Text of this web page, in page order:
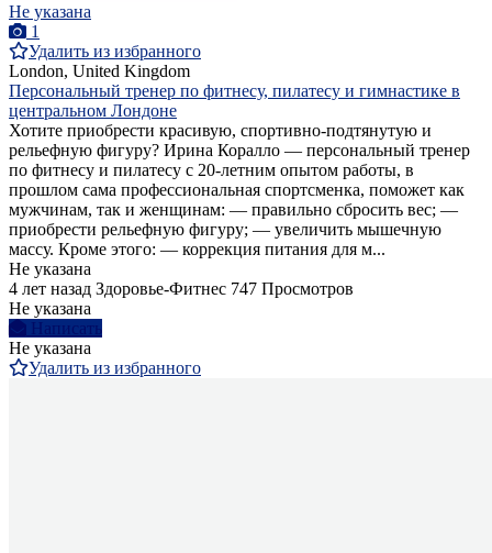
Не указана
1
Удалить из избранного
London, United Kingdom
Персональный тренер по фитнесу, пилатесу и гимнастике в
центральном Лондоне
Хотите приобрести красивую, спортивно-подтянутую и
рельефную фигуру? Ирина Коралло — персональный тренер
по фитнесу и пилатесу с 20-летним опытом работы, в
прошлом сама профессиональная спортсменка, поможет как
мужчинам, так и женщинам: — правильно сбросить вес; —
приобрести рельефную фигуру; — увеличить мышечную
массу. Кроме этого: — коррекция питания для м...
Не указана
4 лет назад Здоровье-Фитнес 747 Просмотров
Не указана
Написать
Не указана
Удалить из избранного